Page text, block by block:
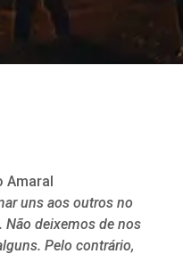
Amaral
uns aos outros no
Não deixemos de nos
Pelo contrário,